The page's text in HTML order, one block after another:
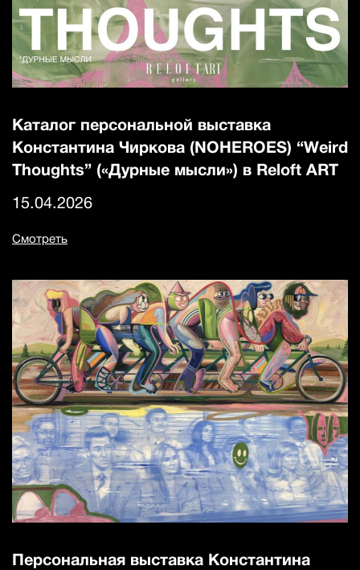
Каталог персональной выставка
Константина Чиркова (NOHEROES) “Weird
Thoughts” («Дурные мысли») в Reloft ART
15.04.2026
Смотреть
Персональная выставка Константина